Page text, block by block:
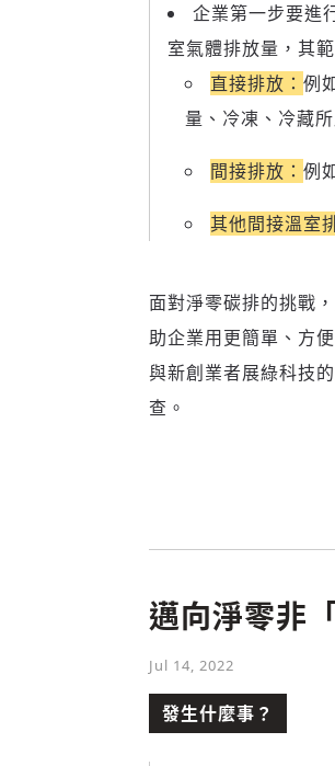
企業第一步要進
室氣體排放量，其
直接排放： 例
量、冷凍、冷藏
間接排放： 例
其他間接溫室
面對淨零碳排的挑戰
助企業用更簡單、方
與新創業者展綠科技
查。
邁向淨零非
Jul 14, 2022
發生什麼事？